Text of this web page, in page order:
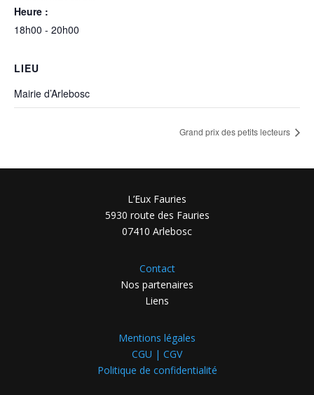
Heure :
18h00 - 20h00
LIEU
Mairie d’Arlebosc
Grand prix des petits lecteurs
L’Eux Fauries
5930 route des Fauries
07410 Arlebosc
Contact
Nos partenaires
Liens
Mentions légales
CGU | CGV
Politique de confidentialité